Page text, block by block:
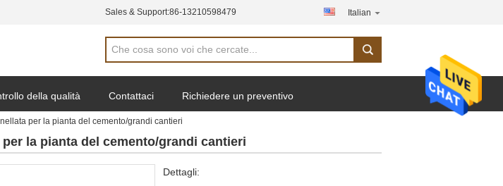
Sales & Support:86-13210598479 Italian
della qualità Contattaci Richiedere un preventivo
per la pianta del cemento/grandi cantieri
la pianta del cemento/grandi cantieri
Dettagli: